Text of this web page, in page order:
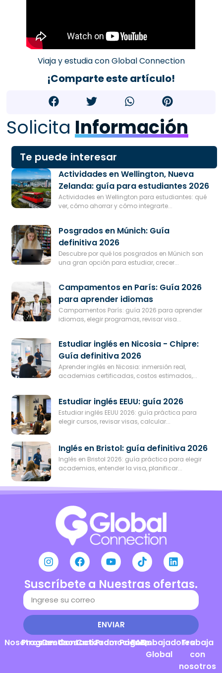
Viaja y estudia con Global Connection
¡Comparte este artículo!
Solicita Información
Te puede interesar
Actividades en Wellington, Nueva
Zelanda: guía para estudiantes 2026
Actividades en Wellington para estudiantes: qué
ver, cómo ahorrar y cómo integrarte...
Posgrados en Múnich: Guía
definitiva 2026
Descubre por qué los posgrados en Múnich son
una gran opción para estudiar, crecer...
Campamentos en París: Guía 2026
para aprender idiomas
Campamentos París: guía 2026 para aprender
idiomas, elegir programas, revisar visa...
Estudiar inglés en Nicosia - Chipre:
Guía definitiva 2026
Aprender inglés en Nicosia: inmersión real,
academias certificadas, costos estimados,...
Estudiar inglés EEUU: guía 2026
Estudiar inglés EEUU 2026: guía práctica para
elegir cursos, revisar visas, calcular...
Inglés en Bristol: guía definitiva 2026
Inglés en Bristol 2026: guía práctica para elegir
academias, entender la visa, planificar...
Suscríbete a Nuestras ofertas.
ENVIAR
Nosotros
Programas
Destinos
Contacto
Cotizador
Promociones
Pagos
FAQs
Embajadores
Global
Trabaja
con
nosotros